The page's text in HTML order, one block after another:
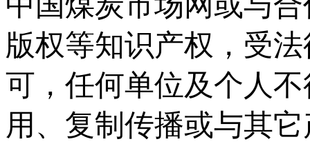
版权等知识产权，受
可，任何单位及个人
用、复制传播或与其